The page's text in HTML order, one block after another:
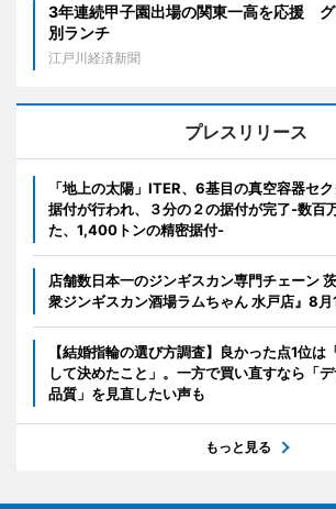
3年連続甲子園出場の関東一高を応援
別ランチ
江戸川経済新聞
プレスリリース
「地上の太陽」ITER、6基目の真空容器セ
据付が行われ、３分の２の据付が完了-数百
た、1,400トンの精密据付-
店舗数日本一のジンギスカン専門チェーン
衆ジンギスカン酒場ラムちゃん 水戸店』8
【結婚指輪の選び方調査】良かった点1位は
して決めたこと」。一方で買い直すなら「
品質」を見直したい声も
もっと見る